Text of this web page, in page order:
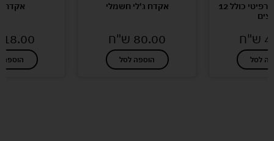
אקדח חיצים גרפיטי כולל 12
ש"ח
לסל
אקדח ג'לי חשמלי
80.00 ש"ח
הוספה לסל
אקדח
18.00
הוספה